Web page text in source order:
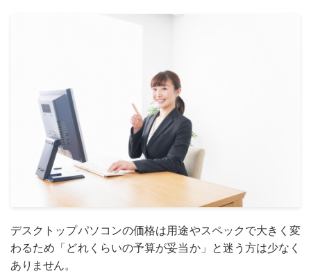
デスクトップパソコンの価格は用途やスペックで大きく変
わるため「どれくらいの予算が妥当か」と迷う方は少なく
ありません。